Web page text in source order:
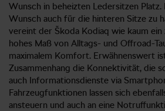
Wunsch in beheizten Ledersitzen
Wunsch auch für die hinteren Sitze zu
vereint der Škoda Kodiaq wie kaum
hohes Maß von Alltags- und Offroad-
maximalem Komfort. Erwähnenswert
Zusammenhang die Konnektivität, die
auch Informationsdienste via
Fahrzeugfunktionen lassen sich
ansteuern und auch an eine